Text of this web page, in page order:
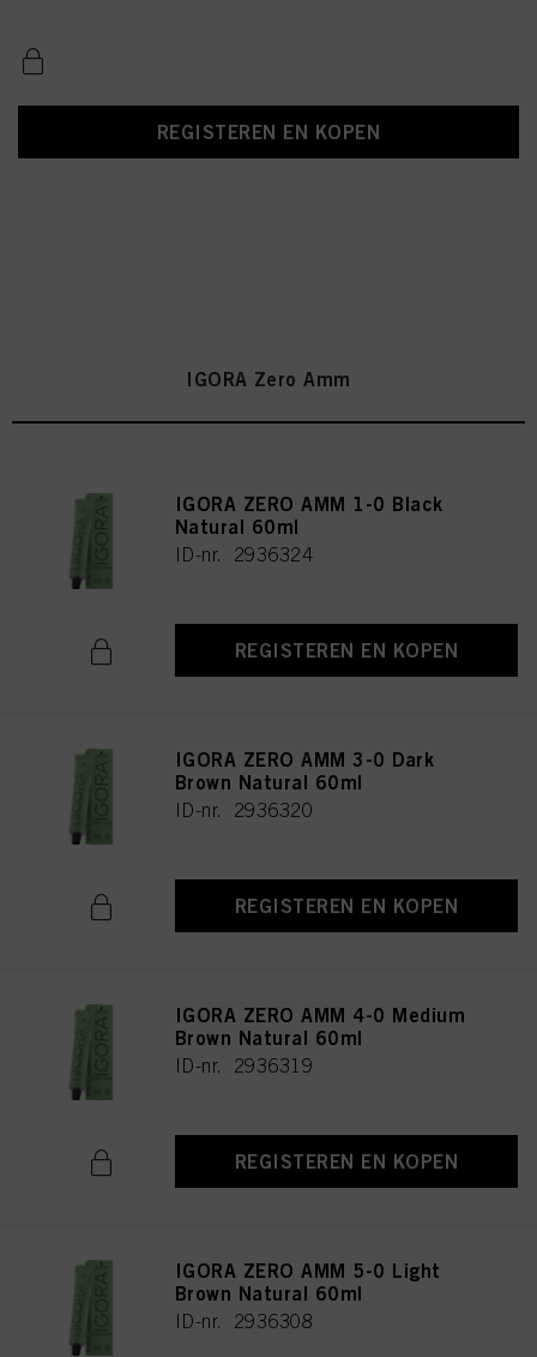
REGISTEREN EN KOPEN
IGORA Zero Amm
IGORA ZERO AMM 1-0 Black
Natural 60ml
ID-nr. 2936324
REGISTEREN EN KOPEN
IGORA ZERO AMM 3-0 Dark
Brown Natural 60ml
ID-nr. 2936320
REGISTEREN EN KOPEN
IGORA ZERO AMM 4-0 Medium
Brown Natural 60ml
ID-nr. 2936319
REGISTEREN EN KOPEN
IGORA ZERO AMM 5-0 Light
Brown Natural 60ml
ID-nr. 2936308